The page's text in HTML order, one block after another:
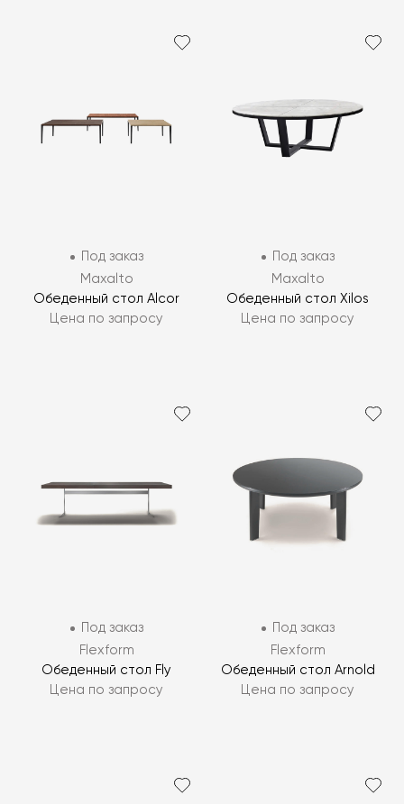
Под заказ
Maxalto
Обеденный стол Alcor
Цена по запросу
Под заказ
Maxalto
Обеденный стол Xilos
Цена по запросу
Под заказ
Flexform
Обеденный стол Fly
Цена по запросу
Под заказ
Flexform
Обеденный стол Arnold
Цена по запросу